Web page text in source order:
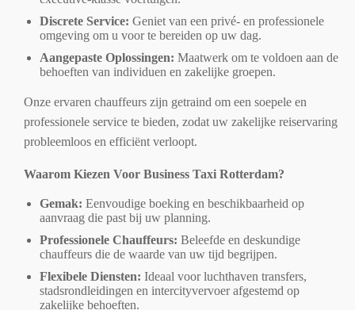
Discrete Service: Geniet van een privé- en professionele
omgeving om u voor te bereiden op uw dag.
Aangepaste Oplossingen: Maatwerk om te voldoen aan de
behoeften van individuen en zakelijke groepen.
Onze ervaren chauffeurs zijn getraind om een soepele en
professionele service te bieden, zodat uw zakelijke reiservaring
probleemloos en efficiënt verloopt.
Waarom Kiezen Voor Business Taxi Rotterdam?
Gemak: Eenvoudige boeking en beschikbaarheid op
aanvraag die past bij uw planning.
Professionele Chauffeurs: Beleefde en deskundige
chauffeurs die de waarde van uw tijd begrijpen.
Flexibele Diensten: Ideaal voor luchthaven transfers,
stadsrondleidingen en intercityvervoer afgestemd op
zakelijke behoeften.